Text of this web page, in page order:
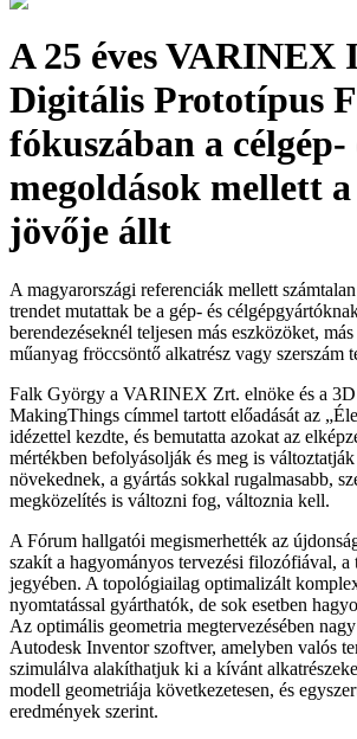
A 25 éves
Digitális Prototípus
fókuszában a
megoldások mellett
jövője állt
A magyarországi referenciák mellett
trendet mutattak be a gép- és
berendezéseknél teljesen más eszközöket,
műanyag fröccsöntő alkatrész vagy szerszám
Falk György a VARINEX Zrt. elnöke és a
MakingThings címmel tartott előadását az
idézettel kezdte, és bemutatta azokat az
mértékben befolyásolják és meg is
növekednek, a gyártás sokkal rugalmasabb,
megközelítés is változni fog, változnia kell.
A Fórum hallgatói megismerhették az
szakít a hagyományos tervezési filozófiával,
jegyében. A topológiailag optimalizált
nyomtatással gyárthatók, de sok esetben
Az optimális geometria megtervezésében
Autodesk Inventor szoftver, amelyben valós
szimulálva alakíthatjuk ki a kívánt
modell geometriája következetesen, és
eredmények szerint.